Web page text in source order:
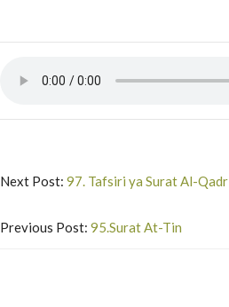
Next Post: 97. Tafsiri ya Surat Al-Qadr
Previous Post: 95.Surat At-Tin